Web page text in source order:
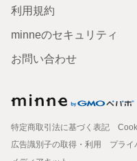
利用規約
minneのセキュリティ
お問い合わせ
特定商取引法に基づく表記
広告識別子の取得・利用
プライ